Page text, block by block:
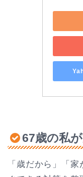
67歳の私
「歳だから」「